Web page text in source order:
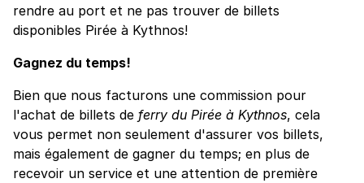
rendre au port et ne pas trouver de billets
disponibles Pirée à Kythnos!
Gagnez du temps!
Bien que nous facturons une commission pour
l'achat de billets de ferry du Pirée à Kythnos, cela
vous permet non seulement d'assurer vos billets,
mais également de gagner du temps; en plus de
recevoir un service et une attention de première